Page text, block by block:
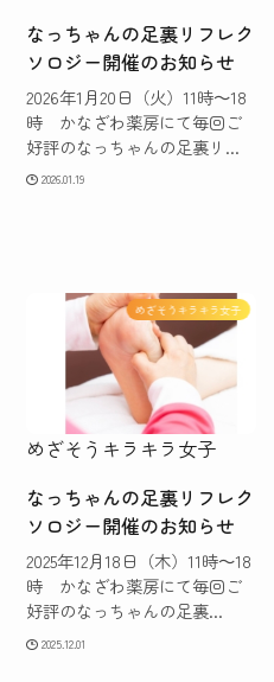
なっちゃんの足裏リフレク
ソロジー開催のお知らせ
2026年1月20日（火）11時～18
時 かなざわ薬房にて毎回ご
好評のなっちゃんの足裏リ...
2026.01.19
めざそうキラキラ女子
めざそうキラキラ女子
なっちゃんの足裏リフレク
ソロジー開催のお知らせ
2025年12月18日（木）11時～18
時 かなざわ薬房にて毎回ご
好評のなっちゃんの足裏...
2025.12.01